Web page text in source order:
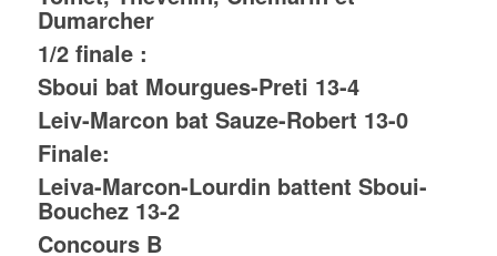
Dumarcher
1/2 finale :
Sboui bat Mourgues-Preti 13-4
Leiv-Marcon bat Sauze-Robert 13-0
Finale:
Leiva-Marcon-Lourdin battent Sboui-
Bouchez 13-2
Concours B